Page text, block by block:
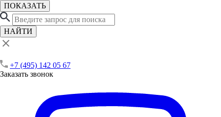
ПОКАЗАТЬ
НАЙТИ
+7 (495) 142 05 67
Заказать звонок